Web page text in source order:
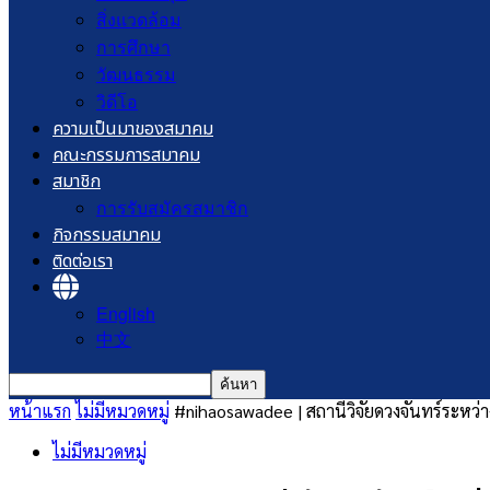
สิ่งแวดล้อม
การศึกษา
วัฒนธรรม
วิดีโอ
ความเป็นมาของสมาคม
คณะกรรมการสมาคม
สมาชิก
การรับสมัครสมาชิก
กิจกรรมสมาคม
ติดต่อเรา
English
中文
หน้าแรก ไม่มีหมวดหมู่ #nihaosawadee | สถานีวิจัยดวงจันทร์ระหว่
ไม่มีหมวดหมู่